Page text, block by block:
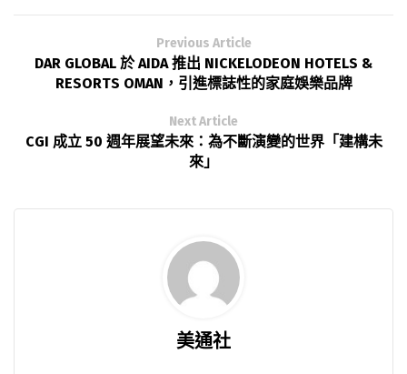
Previous Article
DAR GLOBAL 於 AIDA 推出 NICKELODEON HOTELS &
RESORTS OMAN，引進標誌性的家庭娛樂品牌
Next Article
CGI 成立 50 週年展望未來：為不斷演變的世界「建構未
來」
美通社